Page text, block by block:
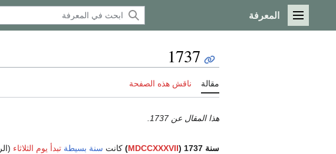
القائمة الرئيسية
المعرفة
1737
مقالة ناقش هذه الصفحة
هذا المقال عن 1737.
سنة 1737 ( MDCCXXXVII
) كانت سنة بسيطة تبدأ يوم الثلاثاء